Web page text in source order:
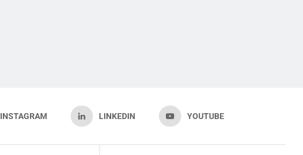
INSTAGRAM LINKEDIN YOUTUBE